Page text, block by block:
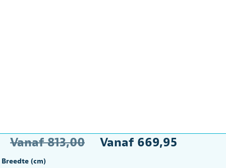
Vanaf813,00
Oorspronkelijke
Vanaf 669,95
Breedte (cm)